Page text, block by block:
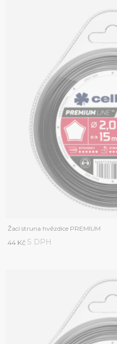
Žací struna hvězdice PREMIUM
44 Kč S DPH